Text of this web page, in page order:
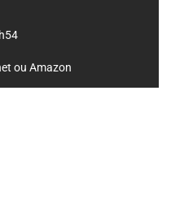
ou Amazon